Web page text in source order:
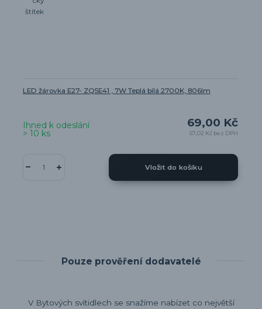
LED žárovka E27- ZQ5E41 , 7W Teplá bílá 2700K, 806lm
69,00 Kč
57,02 Kč bez DPH
Ihned k odeslání
> 10 ks
Vložit do košíku
Pouze prověření dodavatelé
V Bytových svítidlech se snažíme nabízet co největší